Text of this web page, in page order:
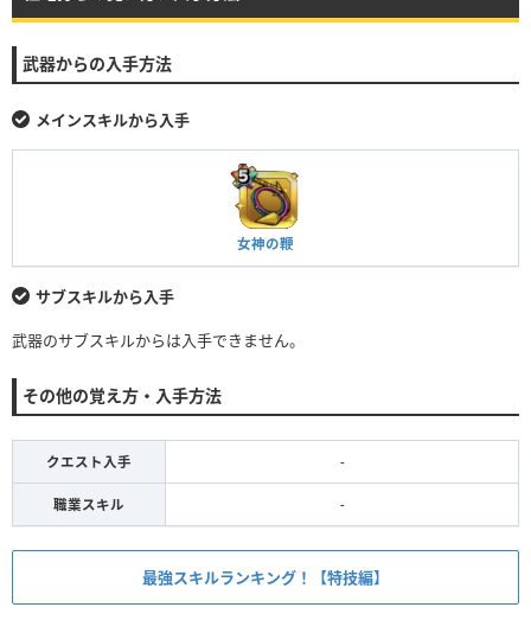
武器からの入手方法
メインスキルから入手
女神の鞭
サブスキルから入手
武器のサブスキルからは入手できません。
その他の覚え方・入手方法
クエスト入手 -
職業スキル -
最強スキルランキング！【特技編】